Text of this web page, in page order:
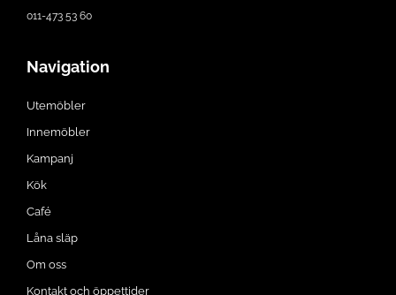
011-473 53 60
Navigation
Utemöbler
Innemöbler
Kampanj
Kök
Café
Låna släp
Om oss
Kontakt och öppettider